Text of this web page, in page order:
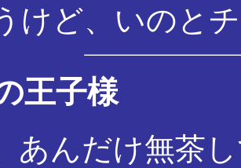
けど、いのと
王子様
あんだけ無茶